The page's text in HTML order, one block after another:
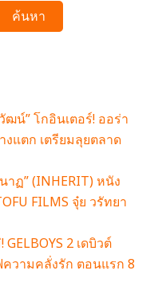
ค้นหา
น์” โกอินเตอร์! ออร่า
แตก เตรียมลุยตลาด
าฏ” (INHERIT) หนัง
FILMS จุ๋ย วรัทยา
2 เดบิวต์
ความคลั่งรัก ตอนแรก 8